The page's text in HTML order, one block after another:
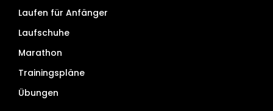
Laufen für Anfänger
Laufschuhe
Marathon
Trainingspläne
Übungen